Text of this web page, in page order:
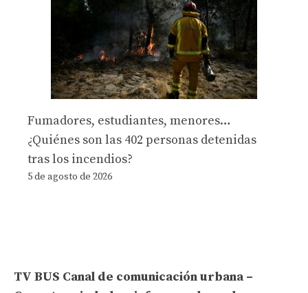
Fumadores, estudiantes, menores…
¿Quiénes son las 402 personas detenidas
tras los incendios?
5 de agosto de 2026
TV BUS Canal de comunicación urbana –